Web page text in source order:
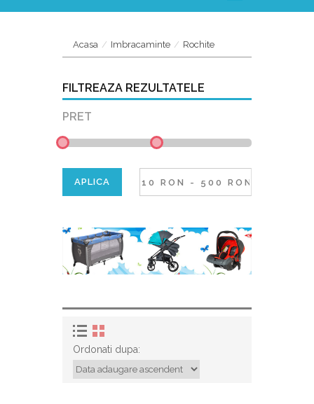
Acasa Imbracaminte Rochite
FILTREAZA REZULTATELE
PRET
Ordonati dupa: